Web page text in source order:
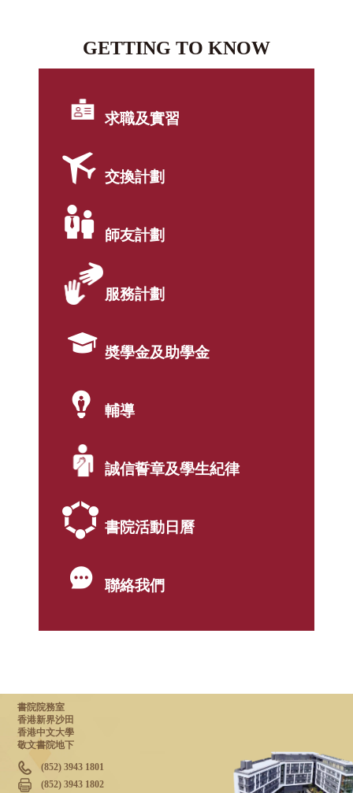
GETTING TO KNOW
求職及實習
交換計劃
師友計劃
服務計劃
奬學金及助學金
輔導
誠信誓章及學生紀律
書院活動日曆
聯絡我們
書院院務室
香港新界沙田
香港中文大學
敬文書院地下
(852) 3943 1801
(852) 3943 1802